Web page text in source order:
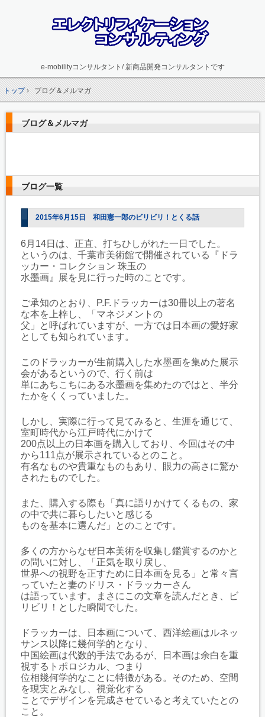
e-mobilityコンサルタント/ 新商品開発コンサルタントです
トップ› ブログ＆メルマガ
ブログ＆メルマガ
ブログ一覧
2015年6月15日 和田憲一郎のビリビリ！とくる話
6月14日は、正直、打ちひしがれた一日でした。
というのは、千葉市美術館で開催されている『ドラ
ッカー・コレクション 珠玉の
水墨画』展を見に行った時のことです。
ご承知のとおり、P.F.ドラッカーは30冊以上の著名
な本を上梓し、「マネジメントの
父」と呼ばれていますが、一方では日本画の愛好家
としても知られています。
このドラッカーが生前購入した水墨画を集めた展示
会があるというので、行く前は
単にあちこちにある水墨画を集めたのではと、半分
たかをくくっていました。
しかし、実際に行って見てみると、生涯を通じて、
室町時代から江戸時代にかけて
200点以上の日本画を購入しており、今回はその中
から111点が展示されているとのこと。
有名なものや貴重なものもあり、眼力の高さに驚か
されたものでした。
また、購入する際も「真に語りかけてくるもの、家
の中で共に暮らしたいと感じる
ものを基本に選んだ」とのことです。
多くの方からなぜ日本美術を収集し鑑賞するのかと
の問いに対し、「正気を取り戻し、
世界への視野を正すために日本画を見る」と常々言
っていたと妻のドリス・ドラッカーさん
は語っています。まさにこの文章を読んだとき、ビ
リビリ！とした瞬間でした。
ドラッカーは、日本画について、西洋絵画はルネッ
サンス以降に幾何学的となり、
中国絵画は代数的手法であるが、日本画は余白を重
視するトポロジカル、つまり
位相幾何学的なことに特徴がある。そのため、空間
を現実とみなし、視覚化する
ことでデザインを完成させていると考えていたとの
こと。